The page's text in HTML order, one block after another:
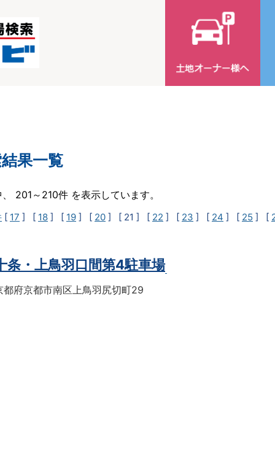
果一覧
201～210件 を表示しています。
[ 17 ] [ 18 ] [ 19 ] [ 20 ] [ 21 ] [ 22 ] [ 23 ] [ 24 ] [ 25 ] [
条・上鳥羽口間第4駐車場
都府京都市南区上鳥羽尻切町29